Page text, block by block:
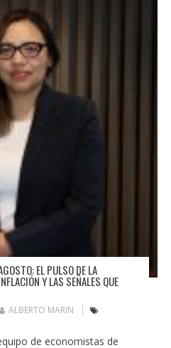
EL PULSO DE LA
Y LAS SEÑALES QUE
ALBERTO MARIN
de economistas de